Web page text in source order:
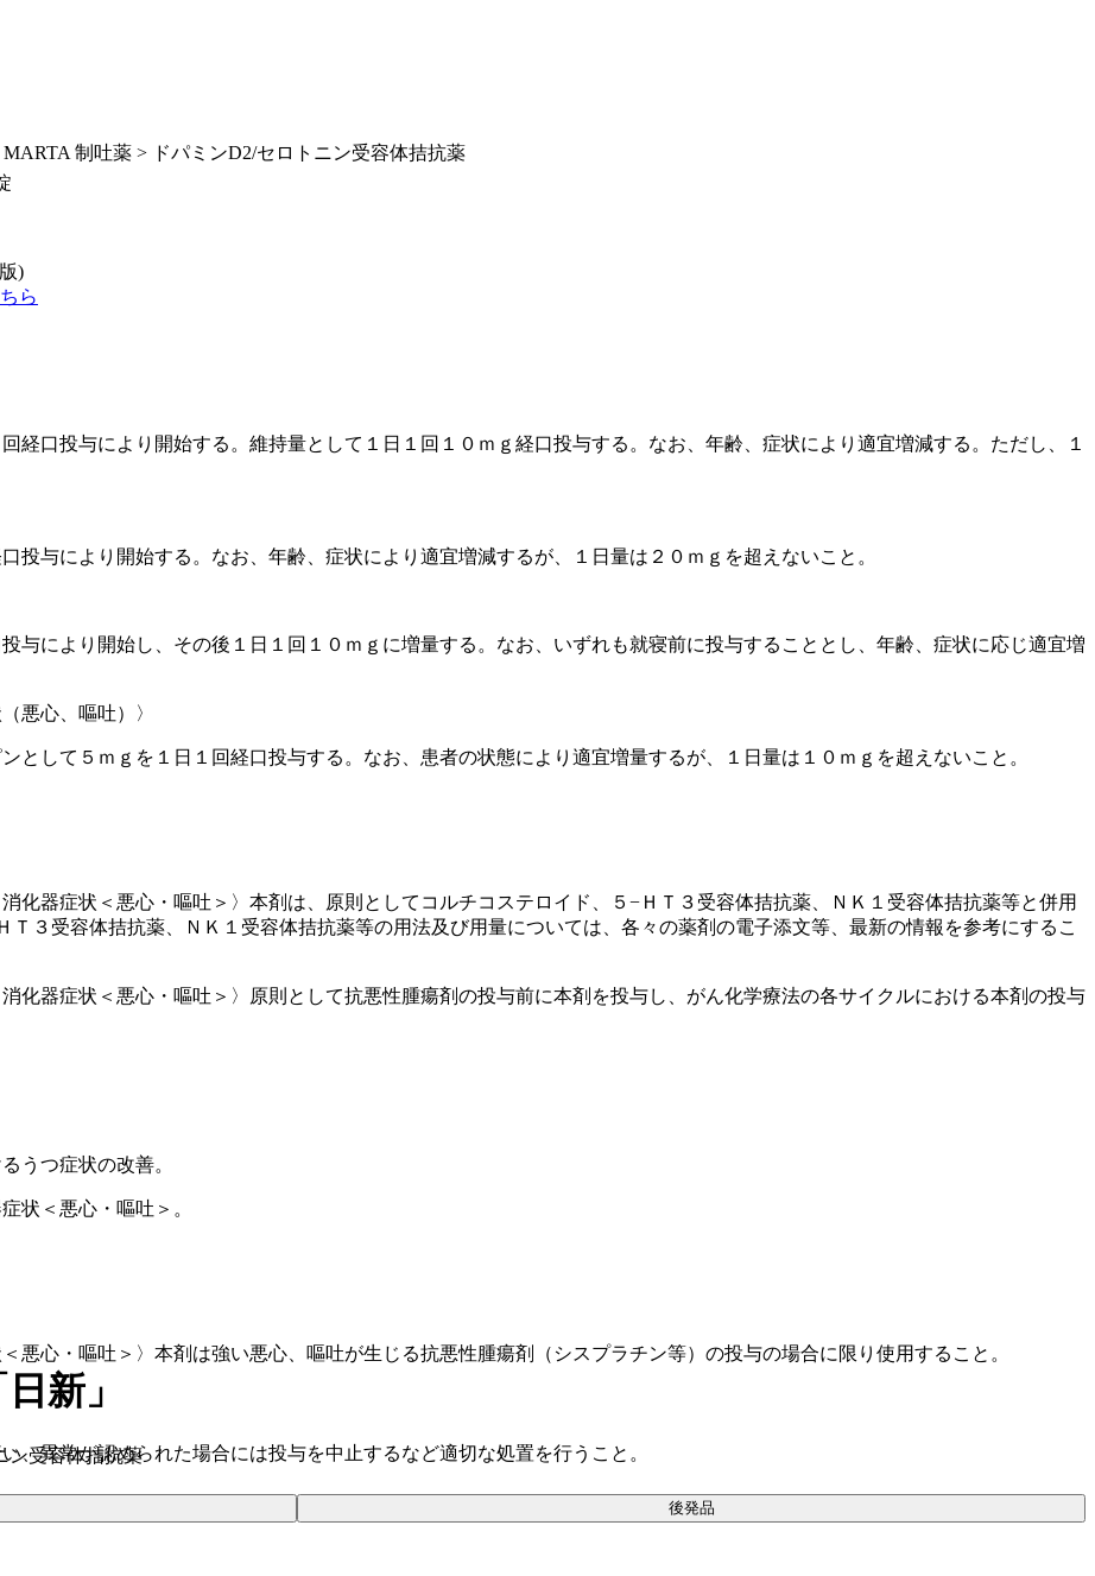
制吐薬 > ドパミンD2/セロトニン受容体拮抗薬
)
ら
経口投与により開始する。維持量として１日１回１０ｍｇ経口投与する。なお、年齢、症状により適宜増減する。ただし、１
投与により開始する。なお、年齢、症状により適宜増減するが、１日量は２０ｍｇを超えないこと。
与により開始し、その後１日１回１０ｍｇに増量する。なお、いずれも就寝前に投与することとし、年齢、症状に応じ適宜増
悪心、嘔吐）〉
として５ｍｇを１日１回経口投与する。なお、患者の状態により適宜増量するが、１日量は１０ｍｇを超えないこと。
器症状＜悪心・嘔吐＞〉本剤は、原則としてコルチコステロイド、５−ＨＴ３受容体拮抗薬、ＮＫ１受容体拮抗薬等と併用
３受容体拮抗薬、ＮＫ１受容体拮抗薬等の用法及び用量については、各々の薬剤の電子添文等、最新の情報を参考にするこ
器症状＜悪心・嘔吐＞〉原則として抗悪性腫瘍剤の投与前に本剤を投与し、がん化学療法の各サイクルにおける本剤の投与
うつ症状の改善。
状＜悪心・嘔吐＞。
悪心・嘔吐＞〉本剤は強い悪心、嘔吐が生じる抗悪性腫瘍剤（シスプラチン等）の投与の場合に限り使用すること。
、異常が認められた場合には投与を中止するなど適切な処置を行うこと。
新」
ン受容体拮抗薬
後発品